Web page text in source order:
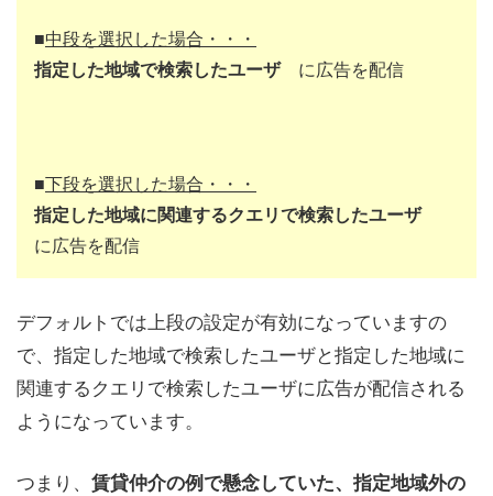
■中段を選択した場合・・・
指定した地域で検索したユーザに広告を配信
■下段を選択した場合・・・
指定した地域に関連するクエリで検索したユーザ
に広告を配信
デフォルトでは上段の設定が有効になっていますの
で、指定した地域で検索したユーザと指定した地域に
関連するクエリで検索したユーザに広告が配信される
ようになっています。
つまり、 賃貸仲介の例で懸念していた、指定地域外の